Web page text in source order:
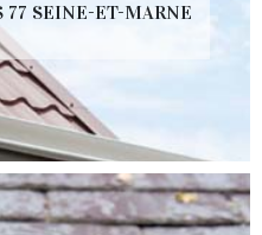
77 SEINE-ET-MARNE